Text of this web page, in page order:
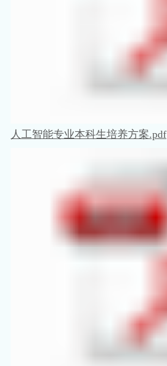
人工智能专业本科生培养方案.pdf